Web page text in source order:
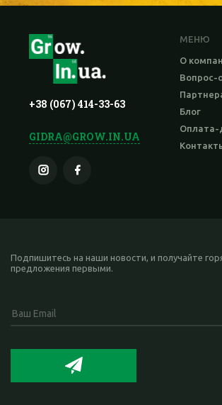
+38 (067) 414-33-63
GIDRA@GROW.IN.UA
МЕНЮ
О
Вопрос-
Блог
Оплата-
Подпишитесь на наши новости, и получайте
предложения первыми.